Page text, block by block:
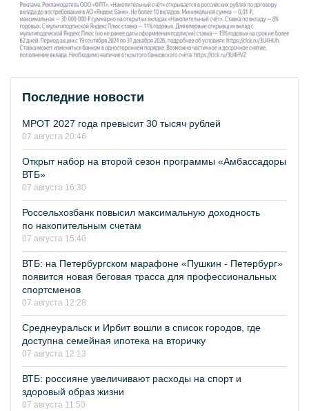
Последние новости
МРОТ 2027 года превысит 30 тысяч рублей
07 августа 20:46
Открыт набор на второй сезон программы «Амбассадоры
ВТБ»
07 августа 16:30
Россельхозбанк повысил максимальную доходность
по накопительным счетам
07 августа 15:40
ВТБ: на Петербургском марафоне «Пушкин - Петербург»
появится новая беговая трасса для профессиональных
спортсменов
07 августа 12:28
Среднеуральск и Ирбит вошли в список городов, где
доступна семейная ипотека на вторичку
07 августа 12:13
ВТБ: россияне увеличивают расходы на спорт и
здоровый образ жизни
07 августа 11:50